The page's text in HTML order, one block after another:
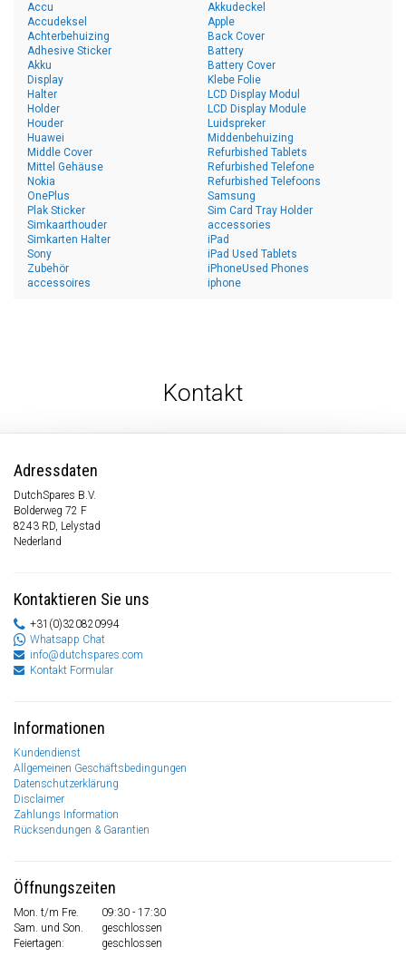
Accu
Accudeksel
Achterbehuizing
Adhesive Sticker
Akku
Akkudeckel
Apple
Back Cover
Battery
Battery Cover
Display
Halter
Holder
Houder
Huawei
Klebe Folie
LCD Display Modul
LCD Display Module
Luidspreker
Middenbehuizing
Middle Cover
Mittel Gehäuse
Nokia
OnePlus
Plak Sticker
Refurbished Tablets
Refurbished Telefone
Refurbished Telefoons
Samsung
Sim Card Tray Holder
Simkaarthouder
Simkarten Halter
Sony
Zubehör
accessoires
accessories
iPad
iPad Used Tablets
iPhoneUsed Phones
iphone
Kontakt
Adressdaten
DutchSpares B.V.
Bolderweg 72 F
8243 RD, Lelystad
Nederland
Kontaktieren Sie uns
+31(0)320820994
Whatsapp Chat
info@dutchspares.com
Kontakt Formular
Informationen
Kundendienst
Allgemeinen Geschäftsbedingungen
Datenschutzerklärung
Disclaimer
Zahlungs Information
Rücksendungen & Garantien
Öffnungszeiten
Mon. t/m Fre.
09:30 - 17:30
Sam. und Son.
geschlossen
Feiertagen:
geschlossen